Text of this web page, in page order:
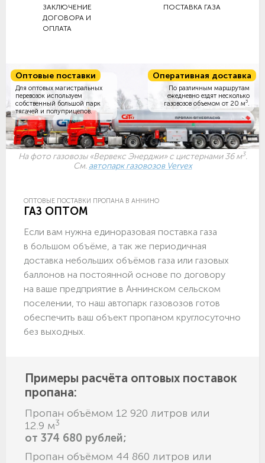
ЗАКЛЮЧЕНИЕ
ДОГОВОРА И
ОПЛАТА
ПОСТАВКА ГАЗА
Оптовые поставки
Для оптовых магистральных
перевозок используем
собственный большой парк
тягачей и полуприцепов.
Оперативная доставка
По различным маршрутам
ежедневно ездят несколько
газовозов объемом от 20 м3
На фото газовозы «Вервекс Энерджи» с цистернами 36 м3.
См. автопарк газовозов Vervex
ОПТОВЫЕ ПОСТАВКИ ПРОПАНА В АННИНО
ГАЗ ОПТОМ
Если вам нужна единоразовая поставка газа
в большом объёме, а так же периодичная
доставка небольших объёмов газа или газовых
баллонов на постоянной основе по договору
на ваше предприятие в Аннинском сельском
поселении, то наш автопарк газовозов готов
обеспечить ваш объект пропаном круглосуточно
без выходных.
Примеры расчёта оптовых поставок
пропана:
Пропан объёмом 12 920 литров или
12.9 м3
от 374 680 рублей;
Пропан объёмом 44 860 литров или